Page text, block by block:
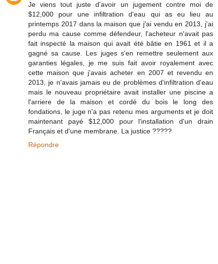
Je viens tout juste d'avoir un jugement contre moi de
$12,000 pour une infiltration d'eau qui as eu lieu au
printemps 2017 dans la maison que j'ai vendu en 2013, j'ai
perdu ma cause comme défendeur, l'acheteur n'avait pas
fait inspecté la maison qui avait été bâtie en 1961 et il a
gagné sa cause. Les juges s'en remettre seulement aux
garanties légales, je me suis fait avoir royalement avec
cette maison que j'avais acheter en 2007 et revendu en
2013, je n'avais jamais eu de problèmes d'infiltration d'eau
mais le nouveau propriétaire avait installer une piscine a
l'arriere de la maison et cordé du bois le long des
fondations, le juge n'a pas retenu mes arguments et je doit
maintenant payé $12,000 pour l'installation d'un drain
Français et d'une membrane. La justice ?????
Répondre